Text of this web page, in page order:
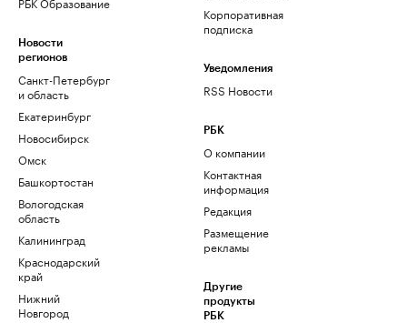
Новости
регионов
Санкт-Петербург
и область
Екатеринбург
Новосибирск
Омск
Башкортостан
Вологодская
область
Калининград
Краснодарский
край
Нижний
Новгород
Корпоративная
подписка
Уведомления
RSS Новости
РБК
О компании
Контактная
информация
Редакция
Размещение
рекламы
Другие
продукты
РБК